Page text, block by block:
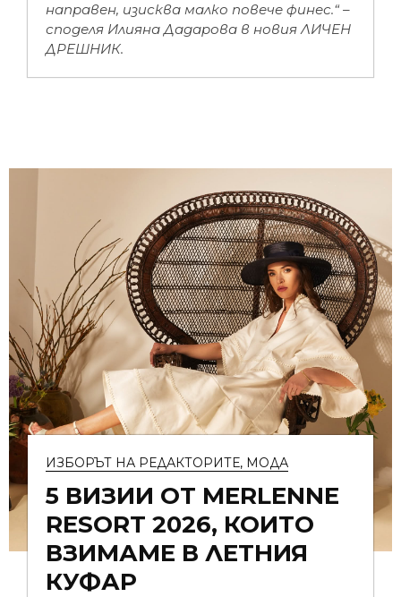
направен, изисква малко повече финес.“ –
споделя Илияна Дадарова в новия ЛИЧЕН
ДРЕШНИК.
ИЗБОРЪТ НА РЕДАКТОРИТЕ, МОДА
5 ВИЗИИ ОТ MERLENNE
RESORT 2026, КОИТО
ВЗИМАМЕ В ЛЕТНИЯ
КУФАР